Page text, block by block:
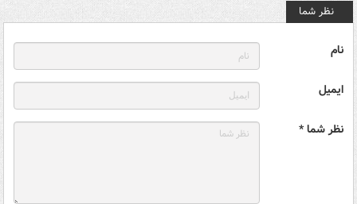
نظر شما
نام
ایمیل
نظر شما *